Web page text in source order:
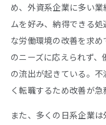
め、外資系企業に多い
ムを好み、納得できる
な労働環境の改善を求
のニーズに応えられず
の流出が起きている。
く転職するため改善が急
また、多くの日系企業